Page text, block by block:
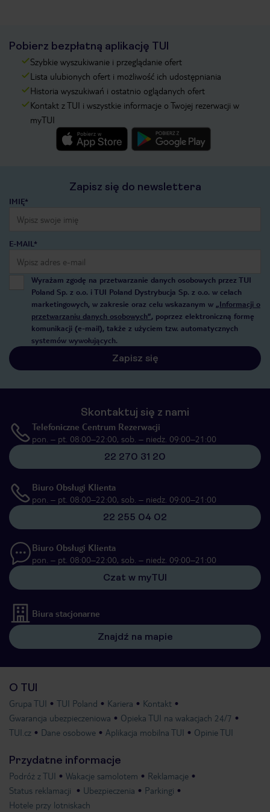
Pobierz bezpłatną aplikację TUI
Szybkie wyszukiwanie i przeglądanie ofert
Lista ulubionych ofert i możliwość ich udostępniania
Historia wyszukiwań i ostatnio oglądanych ofert
Kontakt z TUI i wszystkie informacje o Twojej rezerwacji w
myTUI
Zapisz się do newslettera
IMIĘ*
E-MAIL*
Wyrażam zgodę na przetwarzanie danych osobowych przez TUI
Poland Sp. z o.o. i TUI Poland Dystrybucja Sp. z o.o. w celach
marketingowych, w zakresie oraz celu wskazanym w „Informacji o
przetwarzaniu danych osobowych”, poprzez elektroniczną formę
komunikacji (e-mail), także z użyciem tzw. automatycznych
systemów wywołujących.
Zapisz się
Skontaktuj się z nami
Telefoniczne Centrum Rezerwacji
pon. – pt. 08:00–22:00, sob. – niedz. 09:00–21:00
22 270 31 20
Biuro Obsługi Klienta
pon. – pt. 08:00–22:00, sob. – niedz. 09:00–21:00
22 255 04 02
Biuro Obsługi Klienta
pon. – pt. 08:00–22:00, sob. – niedz. 09:00–21:00
Czat w myTUI
Biura stacjonarne
Znajdź na mapie
O TUI
Grupa TUI TUI Poland Kariera
Kontakt
Gwarancja ubezpieczeniowa
Opieka TUI na wakacjach 24/7
TUI.cz
Dane osobowe Aplikacja mobilna TUI Opinie TUI
Przydatne informacje
Podróż z TUI Wakacje samolotem
Reklamacje
Status reklamacji
Ubezpieczenia
Parkingi
Hotele przy lotniskach